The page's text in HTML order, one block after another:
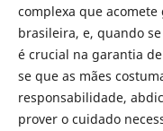
complexa que
brasileira, e, quando
é crucial na garantia
se que as mães
responsabilidade,
prover o cuidado